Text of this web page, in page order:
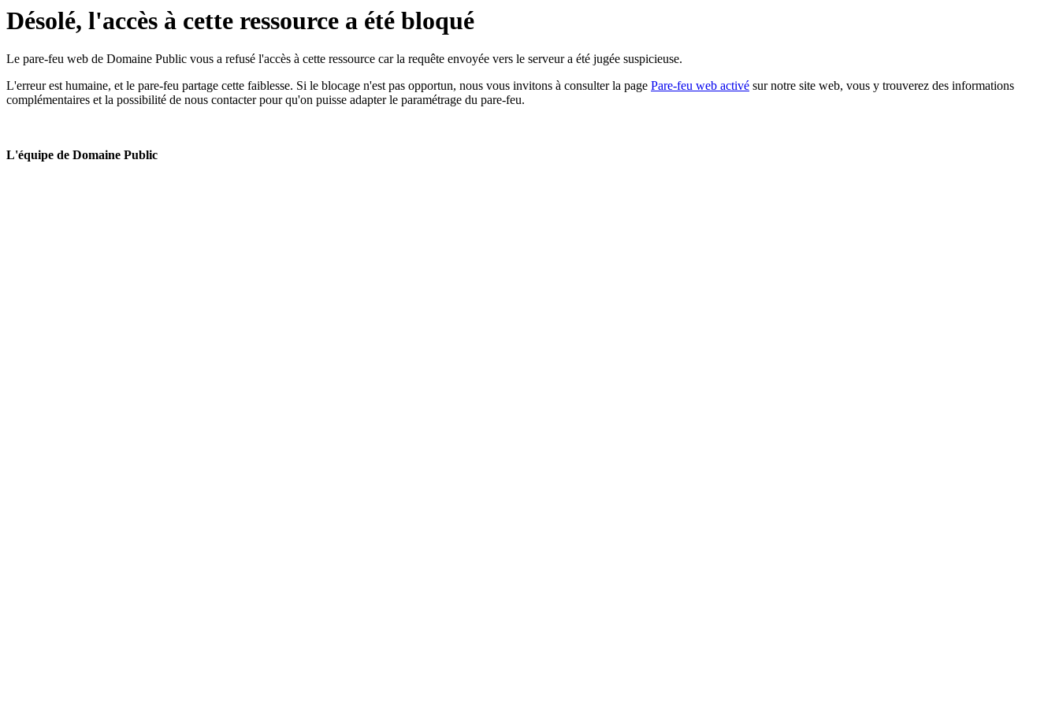
Désolé, l'accès à cette ressource a été bloqué
Le pare-feu web de Domaine Public vous a refusé l'accès à cette ressource car la requête envoyée vers le serveur a été jugée suspicieuse.
L'erreur est humaine, et le pare-feu partage cette faiblesse. Si le blocage n'est pas opportun, nous vous invitons à consulter la page Pare-feu web activé sur notre site web, vous y trouverez des informations
complémentaires et la possibilité de nous contacter pour qu'on puisse adapter le paramétrage du pare-feu.
L'équipe de Domaine Public